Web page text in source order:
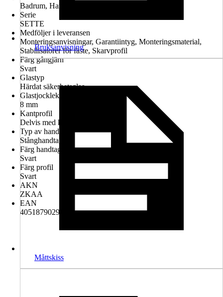
Badrum, Handikappanpassat badrum
Serie
SETTE
Medföljer i leveransen
Monteringsanvisningar, Garantiintyg, Monteringsmaterial,
Stabilisatorer för fäste, Skarvprofil
Färg gångjärn
Svart
Glastyp
Härdat säkerhetsglas
Glastjocklek
8 mm
Kantprofil
Delvis med kantprofil
Typ av handtag
Stånghandtag
Färg handtag
Svart
Färg profil
Svart
AKN
ZKAA
EAN
4051879029421
Bruksanvisning
Måttskiss